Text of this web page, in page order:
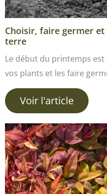
Choisir, faire germer
terre
Le début du printemps
vos plants et les faire
Voir l'article